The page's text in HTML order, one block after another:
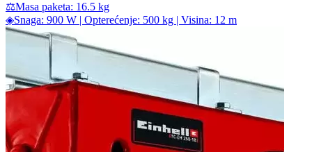
⚖Masa paketa: 16.5 kg
◈Snaga: 900 W | Opterećenje: 500 kg | Visina: 12 m